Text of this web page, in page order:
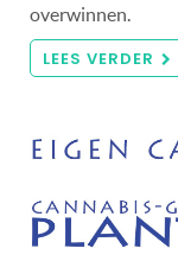
overwinnen.
LEES VERDER